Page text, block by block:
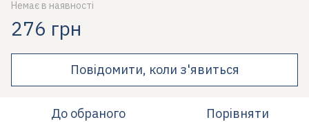
Немає в наявності
276 грн
Повідомити, коли з'явиться
До обраного Порівняти